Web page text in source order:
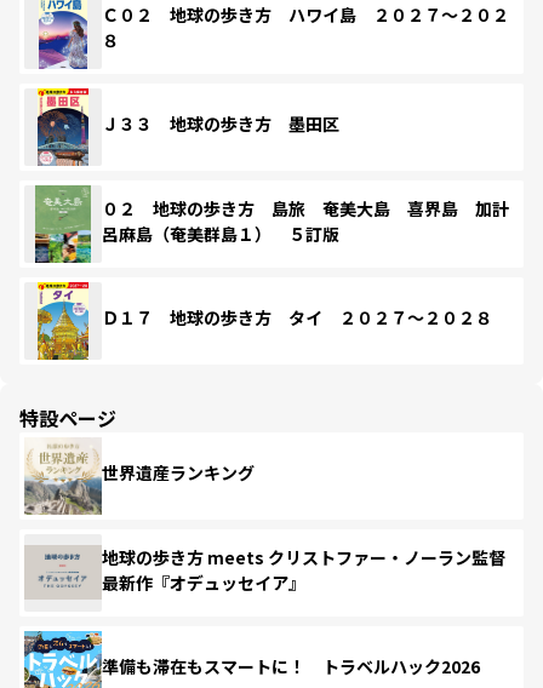
Ｃ０２ 地球の歩き方 ハワイ島 ２０２７～２０２
８
Ｊ３３ 地球の歩き方 墨田区
０２ 地球の歩き方 島旅 奄美大島 喜界島 加計
呂麻島（奄美群島１） ５訂版
Ｄ１７ 地球の歩き方 タイ ２０２７～２０２８
特設ページ
世界遺産ランキング
地球の歩き方 meets クリストファー・ノーラン監督
最新作『オデュッセイア』
準備も滞在もスマートに！ トラベルハック2026